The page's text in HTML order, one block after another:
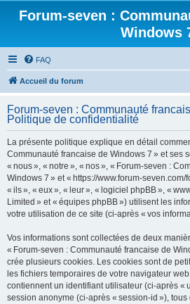
Forum-seven :
Windows
FAQ
Accueil du forum
Forum-seven : Communauté
Politique de confidentialité
La présente politique explique en détail
Communauté francaise de Windows 7 » et ses
« nous », « notre », « nos », « Forum-seven :
Windows 7 » et « https://www.forum-
« ils », « eux », « leur », « logiciel phpBB », «
Limited » et « équipes phpBB ») utilisent les
votre utilisation de ce site (ci-après « vos
Vos informations sont collectées de deux
« Forum-seven : Communauté francaise de
crée plusieurs cookies. Les cookies sont de
les fichiers temporaires de votre navigateur
contiennent un identifiant utilisateur (ci-après «
session anonyme (ci-après « session-id »),